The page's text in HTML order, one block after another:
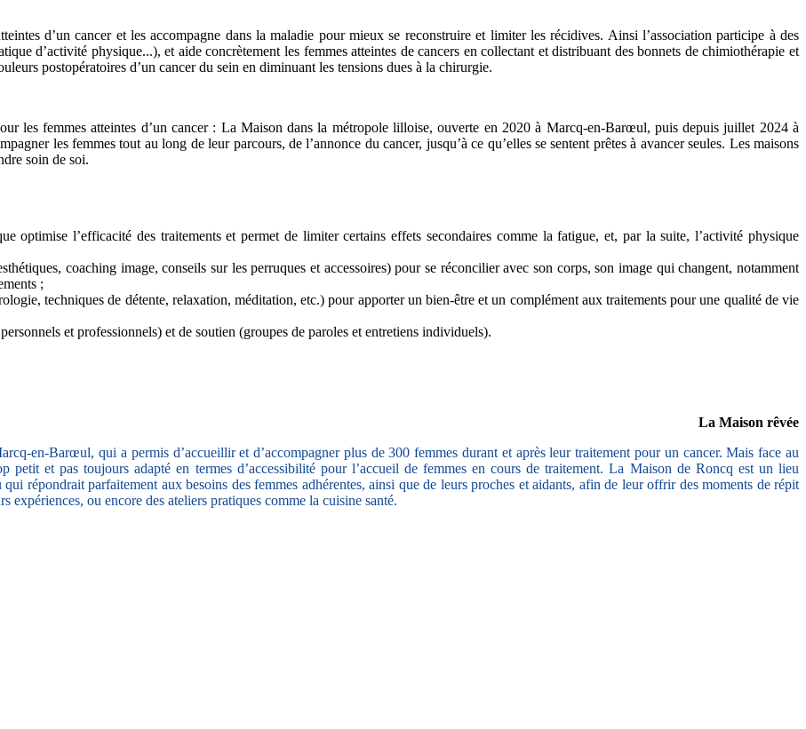
d’un cancer et les accompagne dans la maladie pour mieux se reconstruire et limiter les récidives. Ainsi l’association participe à des
d’activité physique...), et aide concrètement les femmes atteintes de cancers en collectant et distribuant des bonnets de chimiothérapie et
postopératoires d’un cancer du sein en diminuant les tensions dues à la chirurgie.
les femmes atteintes d’un cancer : La Maison dans la métropole lilloise, ouverte en 2020 à Marcq-en-Barœul, puis depuis juillet 2024 à
les femmes tout au long de leur parcours, de l’annonce du cancer, jusqu’à ce qu’elles se sentent prêtes à avancer seules. Les maisons
soin de soi.
optimise l’efficacité des traitements et permet de limiter certains effets secondaires comme la fatigue, et, par la suite, l’activité physique
coaching image, conseils sur les perruques et accessoires) pour se réconcilier avec son corps, son image qui changent, notamment
;
techniques de détente, relaxation, méditation, etc.) pour apporter un bien-être et un complément aux traitements pour une qualité de vie
et professionnels) et de soutien (groupes de paroles et entretiens individuels).
La Maison rêvée
en-Barœul, qui a permis d’accueillir et d’accompagner plus de 300 femmes durant et après leur traitement pour un cancer. Mais face au
petit et pas toujours adapté en termes d’accessibilité pour l’accueil de femmes en cours de traitement. La Maison de Roncq est un lieu
répondrait parfaitement aux besoins des femmes adhérentes, ainsi que de leurs proches et aidants, afin de leur offrir des moments de répit
expériences, ou encore des ateliers pratiques comme la cuisine santé.